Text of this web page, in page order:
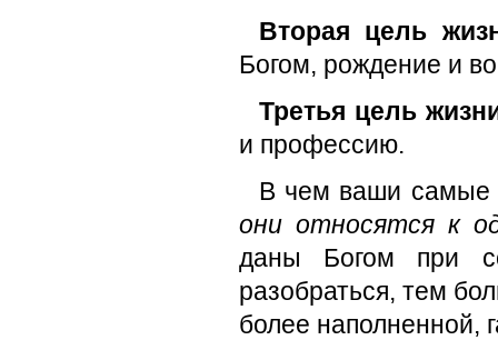
Вторая цель
Богом, рождение и
Третья цель
и профессию.
В чем ваши самые
они относятся к
даны Богом при
разобраться, тем
более наполненной,